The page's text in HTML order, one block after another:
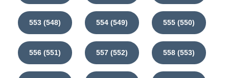
553 (548) 554 (549) 555 (550)
556 (551) 557 (552) 558 (553)